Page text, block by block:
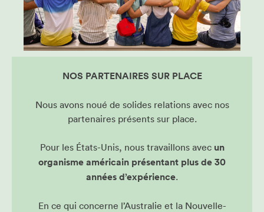
NOS PARTENAIRES SUR PLACE
Nous avons noué de solides relations avec nos
partenaires présents sur place.
Pour les États-Unis, nous travaillons avec un
organisme américain présentant plus de 30
années d’expérience.
En ce qui concerne l’Australie et la Nouvelle-